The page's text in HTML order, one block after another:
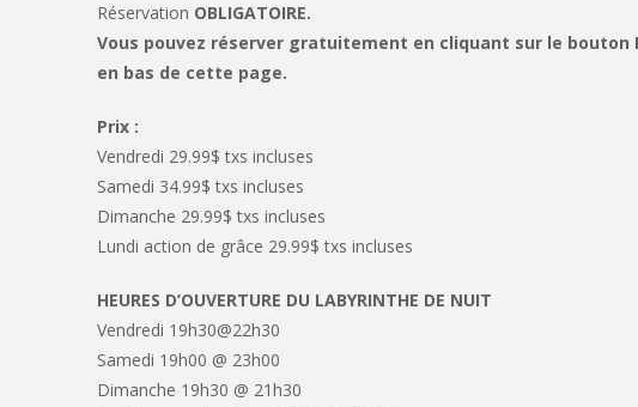
Réservation OBLIGATOIRE.
Vous pouvez réserver gratuitement en cliquant sur le bouton
en bas de cette page.
Prix :
Vendredi 29.99$ txs incluses
Samedi 34.99$ txs incluses
Dimanche 29.99$ txs incluses
Lundi action de grâce 29.99$ txs incluses
HEURES D’OUVERTURE DU LABYRINTHE DE NUIT
Vendredi 19h30@22h30
Samedi 19h00 @ 23h00
Dimanche 19h30 @ 21h30